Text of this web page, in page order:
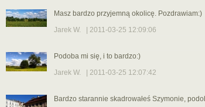
Masz bardzo przyjemną okolicę. Pozdrawiam:)
Jarek W. | 2011-03-25 12:09:06
Podoba mi się, i to bardzo:)
Jarek W. | 2011-03-25 12:07:42
Bardzo starannie skadrowałeś Szymonie,